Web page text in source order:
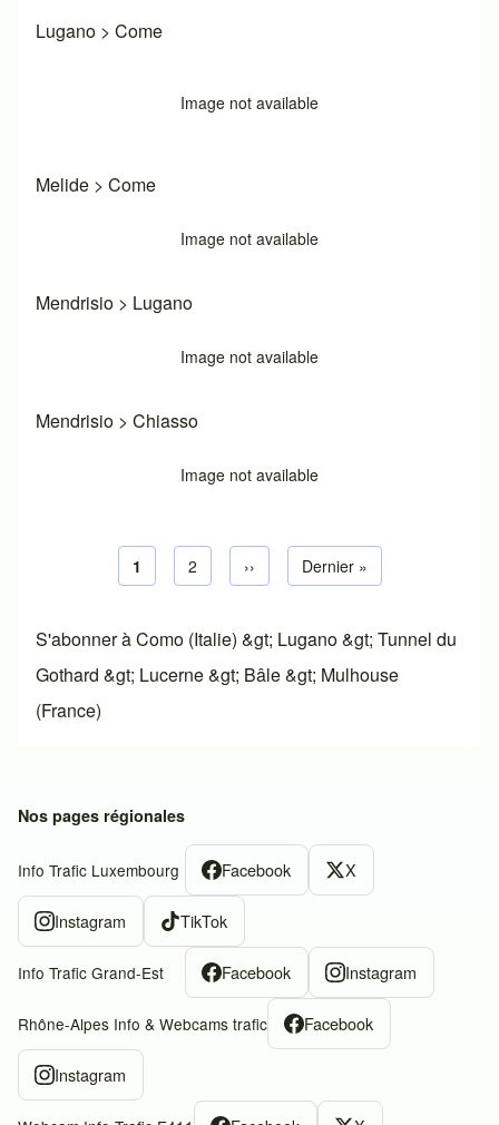
Lugano > Come
Image not available
Melide > Come
Image not available
Mendrisio > Lugano
Image not available
Mendrisio > Chiasso
Image not available
Pagination
Page courante
1 Page default
2 Next page
›› Dernière page
Dernier »
S'abonner à Como (Italie) &gt; Lugano &gt; Tunnel du
Gothard &gt; Lucerne &gt; Bâle &gt; Mulhouse
(France)
Nos pages régionales
Info Trafic Luxembourg Facebook X
Instagram TikTok
Info Trafic Grand-Est Facebook Instagram
Rhône-Alpes Info & Webcams trafic Facebook
Instagram